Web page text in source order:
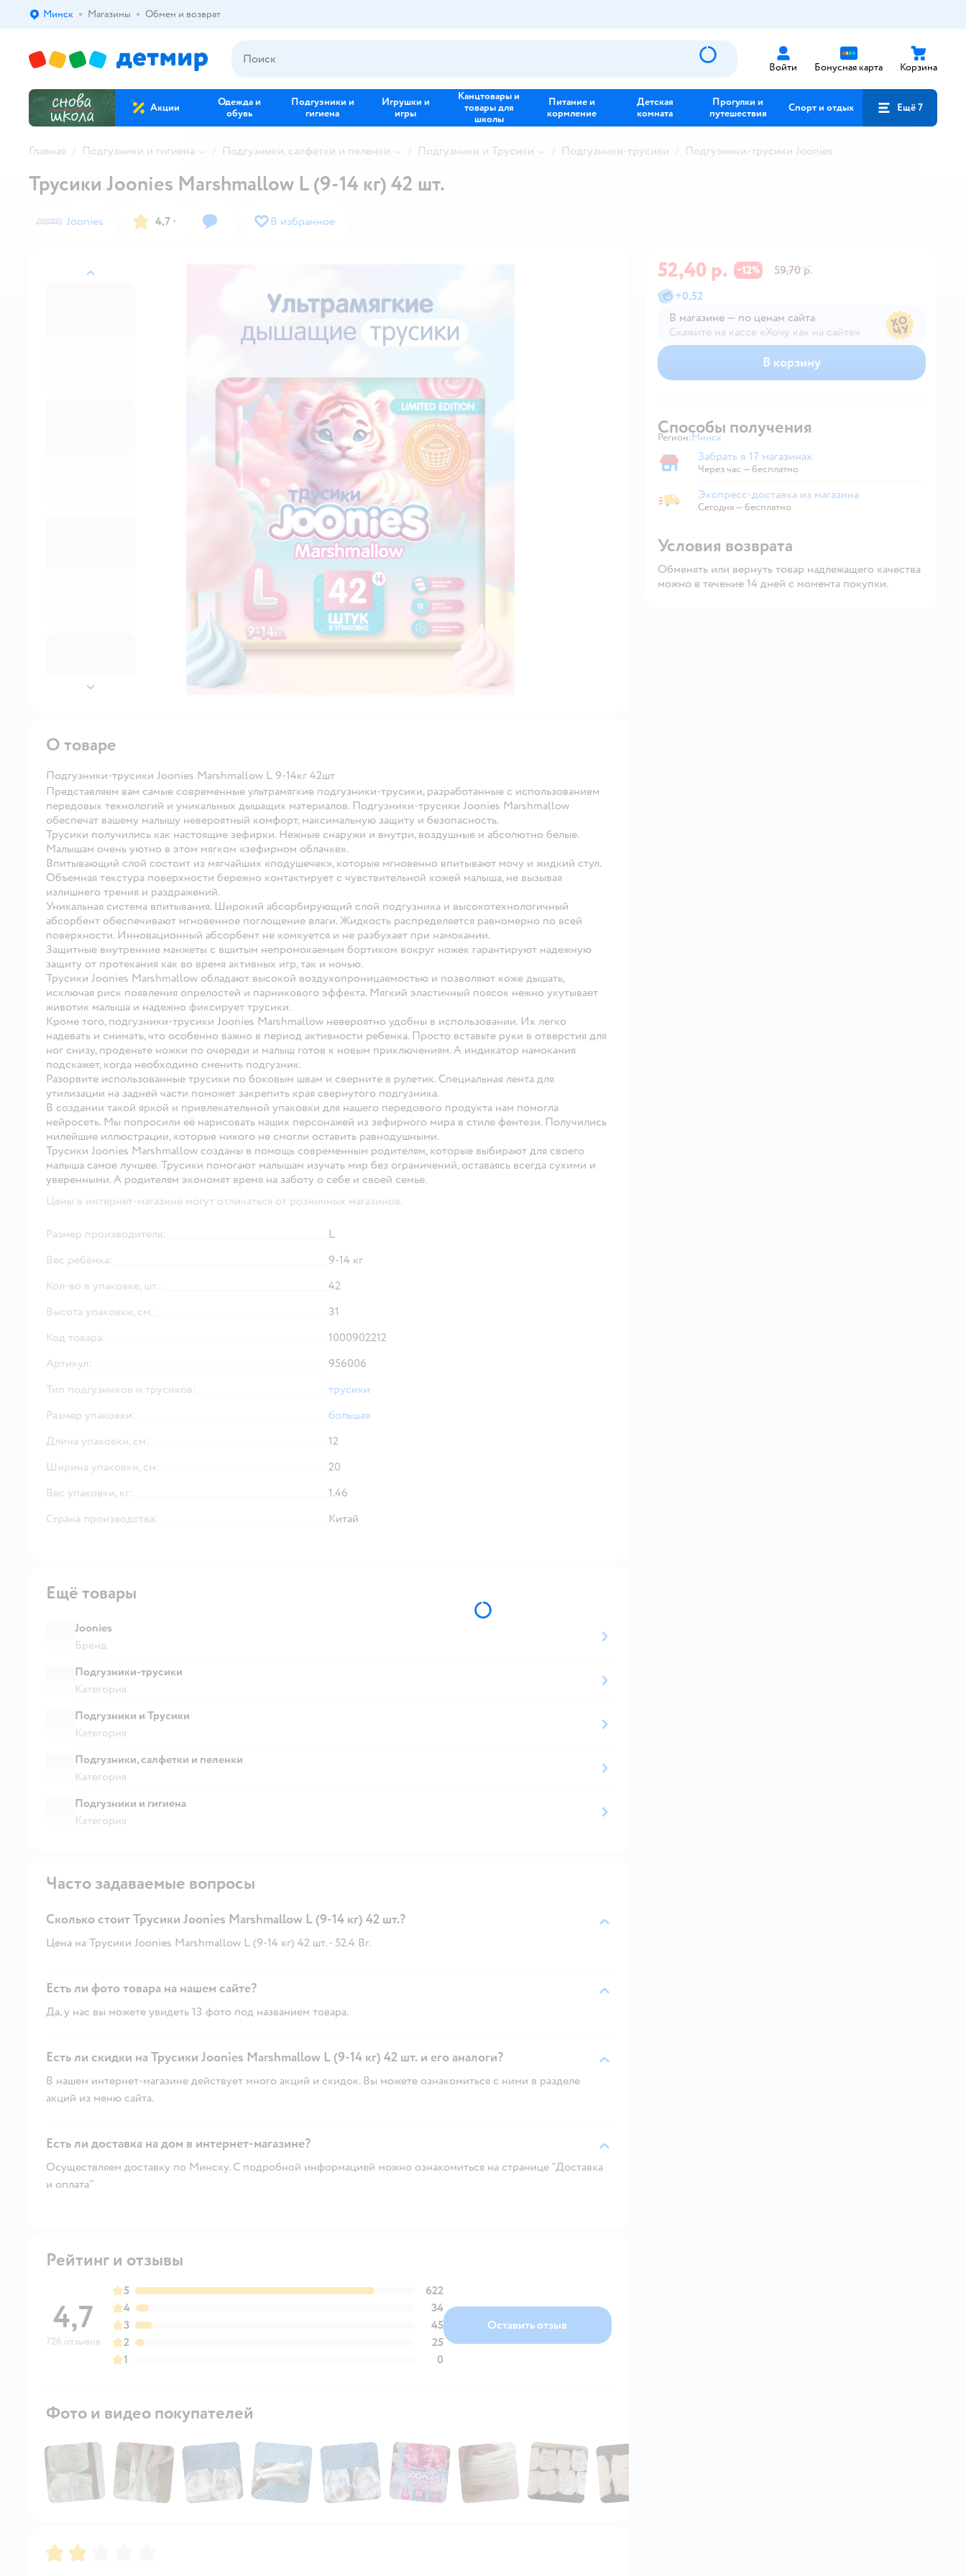
Выбор адреса доставки.
Минск Магазины Обмен и возврат
Войти Бонусная карта Корзина
Акции
Одежда и
обувь
Подгузники и
гигиена
Игрушки и
игры
Канцтовары и
товары для
школы
Питание и
кормление
Детская
комната
Прогулки и
путешествия
Спорт и отдых Ещё 7
Главная Подгузники и гигиена Подгузники, салфетки и пеленки Подгузники и Трусики Подгузники-трусики Подгузники-трусики Joonies
назад
далее
Трусики Joonies Marshmallow L (9-14 кг) 42 шт.
Joonies 4,7 · В избранное
52,40 р. −12%
59,70 р.
+0,52
В магазине — по ценам сайта
Скажите на кассе «Хочу как на сайте»
В магазине — по ценам сайта
В корзину
Способы получения
Регион: Выбор адреса доставки.
Минск
Забрать в магазине
Забрать в 17 магазинах
Через час — бесплатно
Экспресс-доставка из магазина
Экспресс-доставка из магазина
Сегодня—бесплатно
Условия возврата
Обменять или вернуть товар надлежащего качества
можно в течение 14 дней с момента покупки.
О товаре
Подгузники-трусики Joonies Marshmallow L 9-14кг 42шт
Представляем вам самые современные ультрамягкие подгузники-трусики, разработанные с использованием
передовых технологий и уникальных дышащих материалов. Подгузники-трусики Joonies Marshmallow
обеспечат вашему малышу невероятный комфорт, максимальную защиту и безопасность.
Трусики получились как настоящие зефирки. Нежные снаружи и внутри, воздушные и абсолютно белые.
Малышам очень уютно в этом мягком «зефирном облачке».
Впитывающий слой состоит из мягчайших «подушечек», которые мгновенно впитывают мочу и жидкий стул.
Объемная текстура поверхности бережно контактирует с чувствительной кожей малыша, не вызывая
излишнего трения и раздражений.
Уникальная система впитывания. Широкий абсорбирующий слой подгузника и высокотехнологичный
абсорбент обеспечивают мгновенное поглощение влаги. Жидкость распределяется равномерно по всей
поверхности. Инновационный абсорбент не комкуется и не разбухает при намокании.
Защитные внутренние манжеты с вшитым непромокаемым бортиком вокруг ножек гарантируют надежную
защиту от протекания как во время активных игр, так и ночью.
Трусики Joonies Marshmallow обладают высокой воздухопроницаемостью и позволяют коже дышать,
исключая риск появления опрелостей и парникового эффекта. Мягкий эластичный поясок нежно укутывает
животик малыша и надежно фиксирует трусики.
Кроме того, подгузники-трусики Joonies Marshmallow невероятно удобны в использовании. Их легко
надевать и снимать, что особенно важно в период активности ребенка. Просто вставьте руки в отверстия для
ног снизу, проденьте ножки по очереди и малыш готов к новым приключениям. А индикатор намокания
подскажет, когда необходимо сменить подгузник.
Разорвите использованные трусики по боковым швам и сверните в рулетик. Специальная лента для
утилизации на задней части поможет закрепить края свернутого подгузника.
В создании такой яркой и привлекательной упаковки для нашего передового продукта нам помогла
нейросеть. Мы попросили её нарисовать наших персонажей из зефирного мира в стиле фентези. Получились
милейшие иллюстрации, которые никого не смогли оставить равнодушными.
Трусики Joonies Marshmallow созданы в помощь современным родителям, которые выбирают для своего
малыша самое лучшее. Трусики помогают малышам изучать мир без ограничений, оставаясь всегда сухими и
уверенными. А родителям экономят время на заботу о себе и своей семье.
Цены в интернет-магазине могут отличаться от розничных магазинов.
Размер производителя:
L
Вес ребёнка:
9-14 кг
Кол-во в упаковке, шт.:
42
Высота упаковки, см:
31
Код товара:
1000902212
Артикул:
956006
Тип подгузников и трусиков:
трусики
Размер упаковки:
большая
Длина упаковки, см:
12
Ширина упаковки, см:
20
Вес упаковки, кг:
1.46
Страна производства:
Китай
Ещё товары
Joonies
Бренд
Подгузники-трусики
Категория
Подгузники и Трусики
Категория
Подгузники, салфетки и пеленки
Категория
Подгузники и гигиена
Категория
Часто задаваемые вопросы
Сколько стоит Трусики Joonies Marshmallow L (9-14 кг) 42 шт.?
Цена на Трусики Joonies Marshmallow L (9-14 кг) 42 шт. - 52.4 Br.
Есть ли фото товара на нашем сайте?
Да, у нас вы можете увидеть 13 фото под названием товара.
Есть ли скидки на Трусики Joonies Marshmallow L (9-14 кг) 42 шт. и его аналоги?
В нашем интернет-магазине действует много акций и скидок. Вы можете ознакомиться с ними в разделе
акций из меню сайта.
Есть ли доставка на дом в интернет-магазине?
Осуществляем доставку по Минску. С подробной информацией можно ознакомиться на странице "Доставка
и оплата"
Рейтинг и отзывы
4,7
726 отзывов
5
622
4
34
3
45
2
25
1
0
Оставить отзыв
Фото и видео покупателей
Рейтинг: